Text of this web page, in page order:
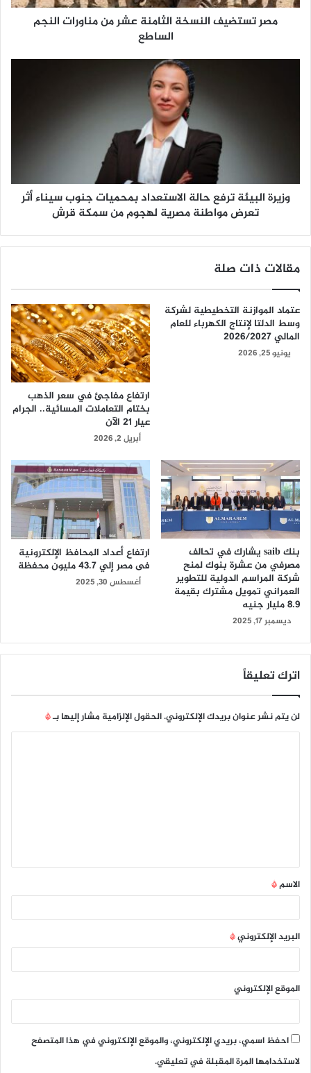
مصر تستضيف النسخة الثامنة عشر من مناورات النجم
الساطع
وزيرة البيئة ترفع حالة الاستعداد بمحميات جنوب سيناء أثر
تعرض مواطنة مصرية لهجوم من سمكة قرش
مقالات ذات صلة
عتماد الموازنة التخطيطية لشركة
وسط الدلتا لإنتاج الكهرباء للعام
المالي 2026/2027
يونيو 25, 2026
ارتفاع مفاجئ في سعر الذهب
بختام التعاملات المسائية.. الجرام
عيار 21 الآن
أبريل 2, 2026
بنك saib يشارك في تحالف
مصرفي من عشرة بنوك لمنح
شركة المراسم الدولية للتطوير
العمراني تمويل مشترك بقيمة
8.9 مليار جنيه
ديسمبر 17, 2025
ارتفاع أعداد المحافظ الإلكترونية
فى مصر إلي 43.7 مليون محفظة
أغسطس 30, 2025
اترك تعليقاً
لن يتم نشر عنوان بريدك الإلكتروني.الحقول الإلزامية مشار إليها بـ*
ق
*
الاسم*
البريد الإلكتروني*
الموقع الإلكتروني
احفظ اسمي، بريدي الإلكتروني، والموقع الإلكتروني في هذا المتصفح
لاستخدامها المرة المقبلة في تعليقي.